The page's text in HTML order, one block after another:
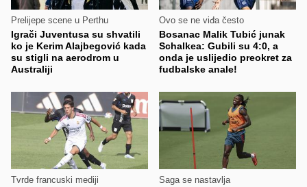
Prelijepe scene u Perthu
Igrači Juventusa su shvatili
ko je Kerim Alajbegović kada
su stigli na aerodrom u
Australiji
Ovo se ne viđa često
Bosanac Malik Tubić junak
Schalkea: Gubili su 4:0, a
onda je uslijedio preokret za
fudbalske anale!
Tvrde francuski mediji Saga se nastavlja